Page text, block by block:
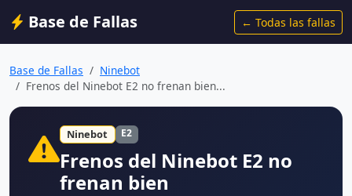
Base de Fallas ← Todas las fallas
Base de Fallas
Ninebot
Frenos del Ninebot E2 no frenan bien...
Ninebot E2
Frenos del Ninebot E2 no
frenan bien